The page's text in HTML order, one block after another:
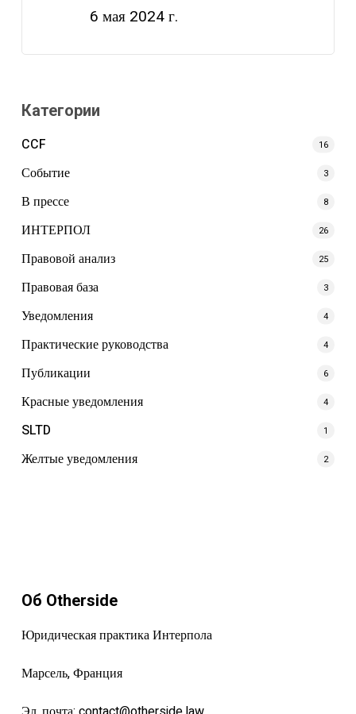
6 мая 2024 г.
Категории
CCF
16
Событие 3
В прессе 8
ИНТЕРПОЛ 26
Правовой анализ 25
Правовая база 3
Уведомления 4
Практические руководства 4
Публикации 6
Красные уведомления 4
SLTD 1
Желтые уведомления 2
Об Otherside
Юридическая практика Интерпола
Марсель, Франция